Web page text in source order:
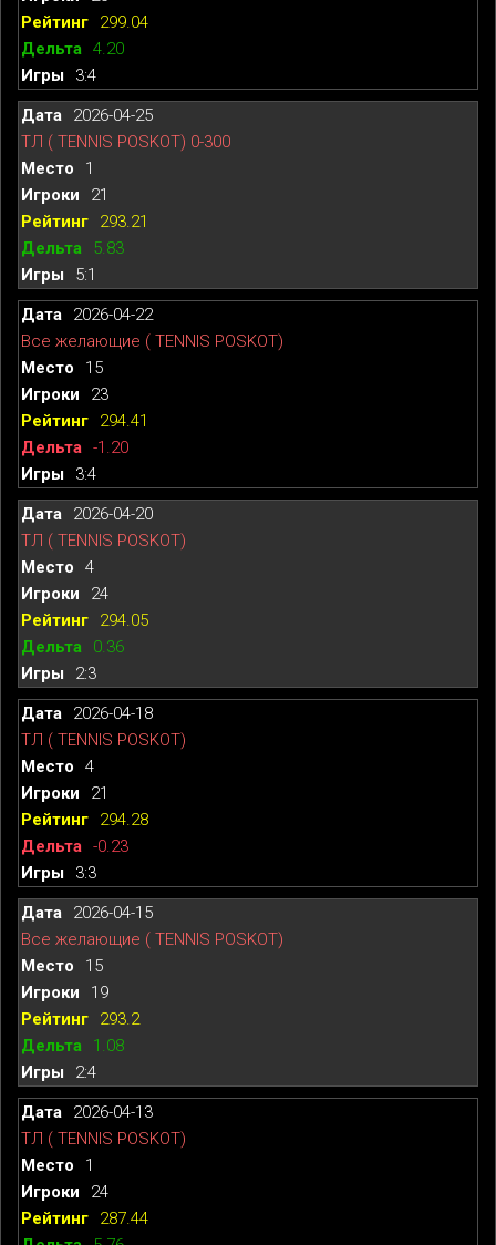
299.04
4.20
3:4
2026-04-25
ТЛ ( TENNIS POSKOT) 0-300
1
21
293.21
5.83
5:1
2026-04-22
Все желающие ( TENNIS POSKOT)
15
23
294.41
-1.20
3:4
2026-04-20
ТЛ ( TENNIS POSKOT)
4
24
294.05
0.36
2:3
2026-04-18
ТЛ ( TENNIS POSKOT)
4
21
294.28
-0.23
3:3
2026-04-15
Все желающие ( TENNIS POSKOT)
15
19
293.2
1.08
2:4
2026-04-13
ТЛ ( TENNIS POSKOT)
1
24
287.44